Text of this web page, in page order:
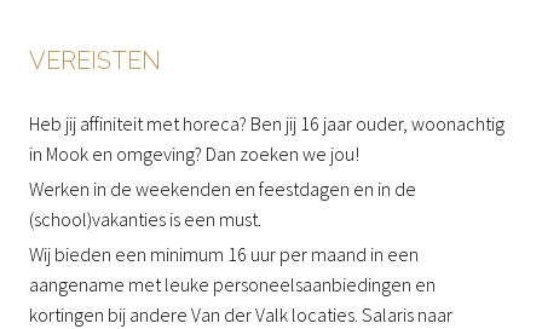
VEREISTEN
Heb jij affiniteit met horeca? Ben jij 16 jaar ouder, woonachtig
in Mook en omgeving? Dan zoeken we jou!
Werken in de weekenden en feestdagen en in de
(school)vakanties is een must.
Wij bieden een minimum 16 uur per maand in een
aangename met leuke personeelsaanbiedingen en
kortingen bij andere Van der Valk locaties. Salaris naar